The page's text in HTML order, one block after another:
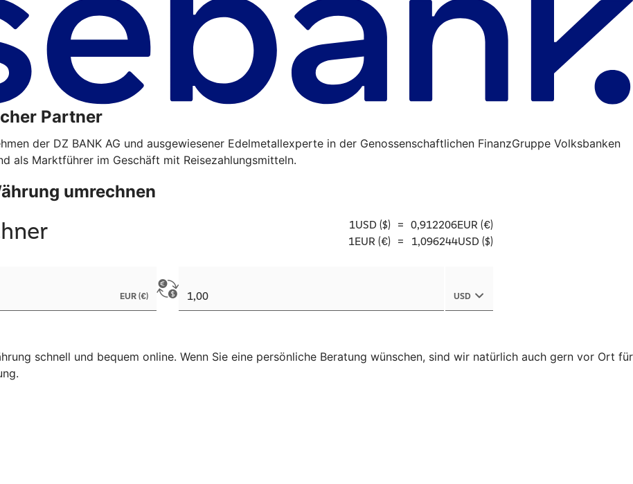
Partner
der DZ BANK AG und ausgewiesener Edelmetallexperte in der Genossenschaftlichen FinanzGruppe Volksbanken
als Marktführer im Geschäft mit Reisezahlungsmitteln.
umrechnen
schnell und bequem online. Wenn Sie eine persönliche Beratung wünschen, sind wir natürlich auch gern vor Ort für